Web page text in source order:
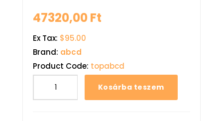
47320,00Ft
Ex Tax: $95.00
Brand: abcd
Product Code: topabcd
Kosárba teszem